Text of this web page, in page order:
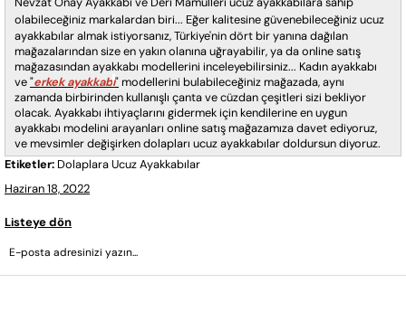
olabileceğiniz markalardan biri... Eğer kalitesine güvenebileceğiniz ucuz
ayakkabılar almak istiyorsanız, Türkiye'nin dört bir yanına dağılan
mağazalarından size en yakın olanına uğrayabilir, ya da online satış
mağazasından ayakkabı modellerini inceleyebilirsiniz... Kadın ayakkabı
ve erkek ayakkabı modellerini bulabileceğiniz mağazada, aynı
zamanda birbirinden kullanışlı çanta ve cüzdan çeşitleri sizi bekliyor
olacak. Ayakkabı ihtiyaçlarını gidermek için kendilerine en uygun
ayakkabı modelini arayanları online satış mağazamıza davet ediyoruz,
ve mevsimler değişirken dolapları ucuz ayakkabılar doldursun diyoruz.
Etiketler: Dolaplara Ucuz Ayakkabılar
Haziran 18, 2022
Listeye dön